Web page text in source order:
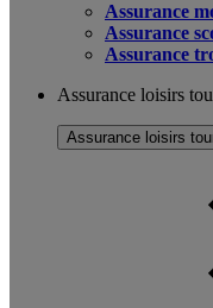
Assurance
Assurance
Assurance
Assurance loisirs
Assurance loisirs